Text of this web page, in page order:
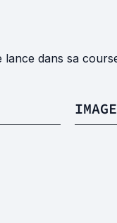
dans sa